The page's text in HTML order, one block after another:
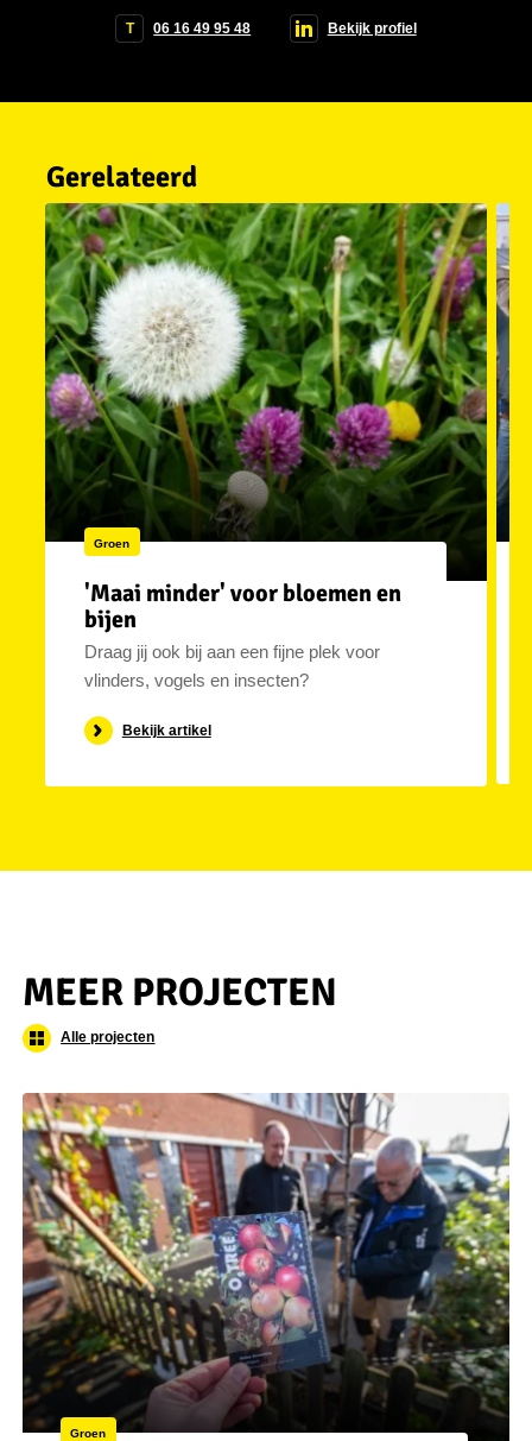
T 06 16 49 95 48 Bekijk profiel
Groen
'Maai minder' voor bloemen en
bijen
Draag jij ook bij aan een fijne plek voor
vlinders, vogels en insecten?
Bekijk artikel
Gerelateerd
MEER PROJECTEN
Alle projecten
Groen